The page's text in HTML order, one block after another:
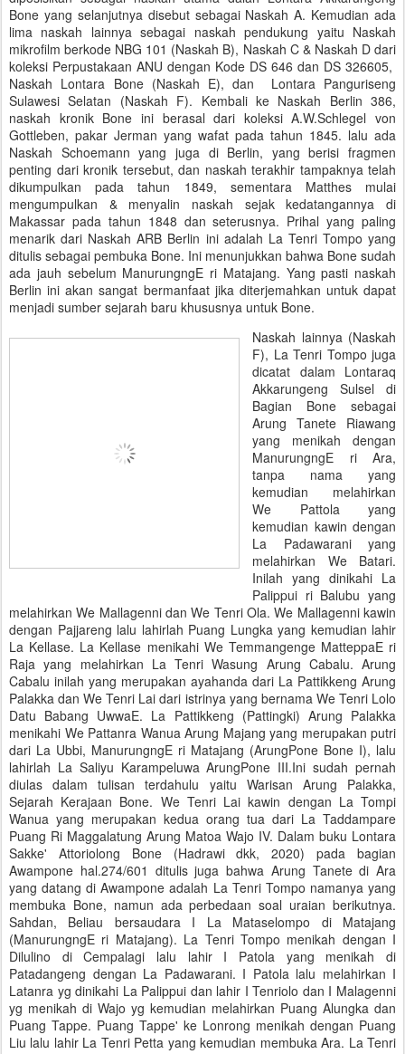
Bone yang selanjutnya disebut sebagai Naskah A. Kemudian ada
lima naskah lainnya sebagai naskah pendukung yaitu Naskah
mikrofilm berkode NBG 101 (Naskah B), Naskah C & Naskah D dari
koleksi Perpustakaan ANU dengan Kode DS 646 dan DS 326605,
Naskah Lontara Bone (Naskah E), dan Lontara Panguriseng
Sulawesi Selatan (Naskah F). Kembali ke Naskah Berlin 386,
naskah kronik Bone ini berasal dari koleksi A.W.Schlegel von
Gottleben, pakar Jerman yang wafat pada tahun 1845. lalu ada
Naskah Schoemann yang juga di Berlin, yang berisi fragmen
penting dari kronik tersebut, dan naskah terakhir tampaknya telah
dikumpulkan pada tahun 1849, sementara Matthes mulai
mengumpulkan & menyalin naskah sejak kedatangannya di
Makassar pada tahun 1848 dan seterusnya. Prihal yang paling
menarik dari Naskah ARB Berlin ini adalah La Tenri Tompo yang
ditulis sebagai pembuka Bone. Ini menunjukkan bahwa Bone sudah
ada jauh sebelum ManurungngE ri Matajang. Yang pasti naskah
Berlin ini akan sangat bermanfaat jika diterjemahkan untuk dapat
menjadi sumber sejarah baru khususnya untuk Bone.
Naskah lainnya (Naskah
F), La Tenri Tompo juga
dicatat dalam Lontaraq
Akkarungeng Sulsel di
Bagian Bone sebagai
Arung Tanete Riawang
yang menikah dengan
ManurungngE ri Ara,
tanpa nama yang
kemudian melahirkan
We Pattola yang
kemudian kawin dengan
La Padawarani yang
melahirkan We Batari.
Inilah yang dinikahi La
Palippui ri Balubu yang
melahirkan We Mallagenni dan We Tenri Ola. We Mallagenni kawin
dengan Pajjareng lalu lahirlah Puang Lungka yang kemudian lahir
La Kellase. La Kellase menikahi We Temmangenge MatteppaE ri
Raja yang melahirkan La Tenri Wasung Arung Cabalu. Arung
Cabalu inilah yang merupakan ayahanda dari La Pattikkeng Arung
Palakka dan We Tenri Lai dari istrinya yang bernama We Tenri Lolo
Datu Babang UwwaE. La Pattikkeng (Pattingki) Arung Palakka
menikahi We Pattanra Wanua Arung Majang yang merupakan putri
dari La Ubbi, ManurungngE ri Matajang (ArungPone Bone I), lalu
lahirlah La Saliyu Karampeluwa ArungPone III.Ini sudah pernah
diulas dalam tulisan terdahulu yaitu Warisan Arung Palakka,
Sejarah Kerajaan Bone. We Tenri Lai kawin dengan La Tompi
Wanua yang merupakan kedua orang tua dari La Taddampare
Puang Ri Maggalatung Arung Matoa Wajo IV. Dalam buku Lontara
Sakke' Attoriolong Bone (Hadrawi dkk, 2020) pada bagian
Awampone hal.274/601 ditulis juga bahwa Arung Tanete di Ara
yang datang di Awampone adalah La Tenri Tompo namanya yang
membuka Bone, namun ada perbedaan soal uraian berikutnya.
Sahdan, Beliau bersaudara I La Mataselompo di Matajang
(ManurungngE ri Matajang). La Tenri Tompo menikah dengan I
Dilulino di Cempalagi lalu lahir I Patola yang menikah di
Patadangeng dengan La Padawarani. I Patola lalu melahirkan I
Latanra yg dinikahi La Palippui dan lahir I Tenriolo dan I Malagenni
yg menikah di Wajo yg kemudian melahirkan Puang Alungka dan
Puang Tappe. Puang Tappe' ke Lonrong menikah dengan Puang
Liu lalu lahir La Tenri Petta yang kemudian membuka Ara. La Tenri